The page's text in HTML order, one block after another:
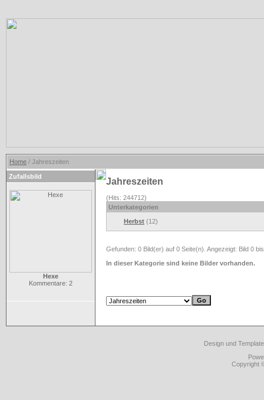
Home / Jahreszeiten
Zufallsbild
Hexe
Kommentare: 2
Jahreszeiten
(Hits: 244712)
Unterkategorien
Herbst (12)
Gefunden: 0 Bild(er) auf 0 Seite(n). Angezeigt: Bild 0
In dieser Kategorie sind keine Bilder vorhanden.
Design und
Copyright